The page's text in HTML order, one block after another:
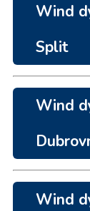
Wind
Split
Wind
Wind